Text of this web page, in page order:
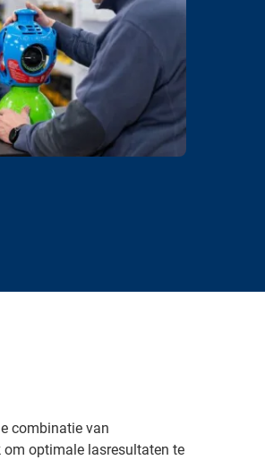
combinatie van
optimale lasresultaten te